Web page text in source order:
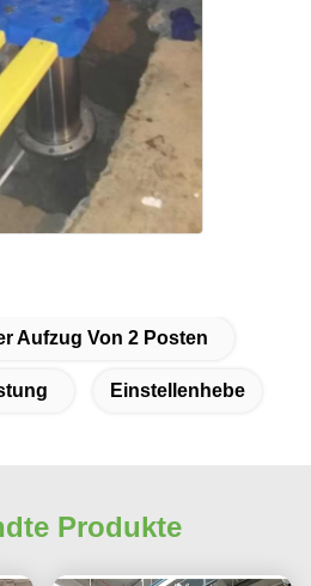
Aufzug Von 2 Posten
Einstellenhebe
Produkte